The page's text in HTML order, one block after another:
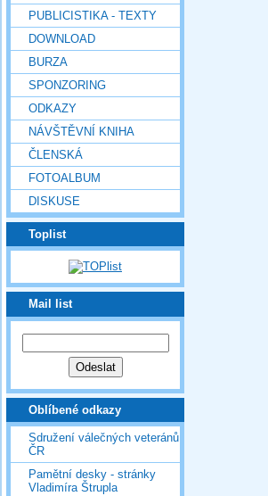
PUBLICISTIKA - TEXTY
DOWNLOAD
BURZA
SPONZORING
ODKAZY
NÁVŠTĚVNÍ KNIHA
ČLENSKÁ
FOTOALBUM
DISKUSE
Toplist
Mail list
Oblíbené odkazy
Sdružení válečných veteránů
ČR
Pamětní desky - stránky
Vladimíra Štrupla